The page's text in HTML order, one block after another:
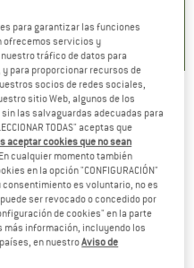
3,5(4)
Thermo Tall
para garantizar las funciones
ofrecemos servicios y
tráfico de datos para
para proporcionar recursos de
socios de redes sociales,
sitio Web, algunos de los
las salvaguardas adecuadas para
TODAS" aceptas que
aceptar cookies que no sean
cualquier momento también
en la opción "CONFIGURACIÓN"
es voluntario, no es
ser revocado o concedido por
de cookies" en la parte
información, incluyendo los
en nuestroAviso de